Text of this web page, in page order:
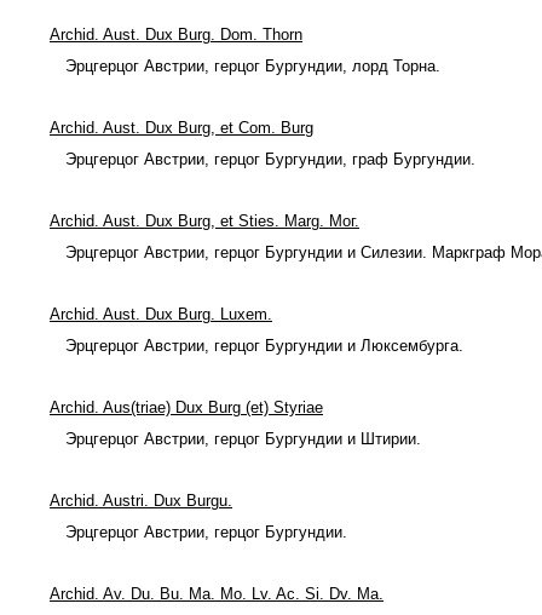
Archid. Aust. Dux Burg. Dom. Thorn
Эрцгерцог Австрии, герцог Бургундии, лорд Торна.
Archid. Aust. Dux Burg, et Com. Burg
Эрцгерцог Австрии, герцог Бургундии, граф Бургундии.
Archid. Aust. Dux Burg, et Sties. Marg. Мог.
Эрцгерцог Австрии, герцог Бургундии и Силезии. Маркграф
Archid. Aust. Dux Burg. Luxem.
Эрцгерцог Австрии, герцог Бургундии и Люксембурга.
Archid. Aus(triae) Dux Burg (et) Styriae
Эрцгерцог Австрии, герцог Бургундии и Штирии.
Archid. Austri. Dux Burgu.
Эрцгерцог Австрии, герцог Бургундии.
Archid. Av. Du. Bu. Ma. Mo. Lv. Ac. Si. Dv. Ma.